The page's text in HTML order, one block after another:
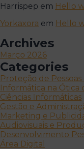
Harrispep em Hello
Yorkaxora em Hello
Archives
Março 2026
Categories
Proteção de Pessoas
Informática na Ótica
Ciências Informáticas
Gestão e
Marketing e
Audiovisuais e
Desenvolvimento
Área Digital